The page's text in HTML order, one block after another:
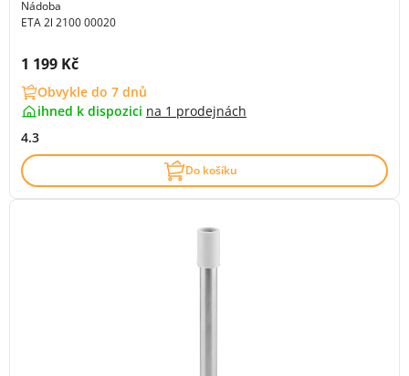
Nádoba
ETA 2l 2100 00020
Cena s DPH:
1 199 Kč
Obvykle do 7 dnů
ihned k dispozici na 1 prodejnách
4.3
Do košíku